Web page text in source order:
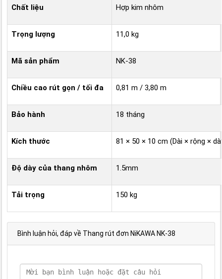
Chất liệu Hợp kim nhôm
Trọng lượng 11,0 kg
Mã sản phẩm NK-38
Chiều cao rút gọn / tối đa 0,81 m / 3,80 m
Bảo hành 18 tháng
Kích thước 81 × 50 × 10 cm (Dài × rộng ×
Độ dày của thang nhôm 1.5mm
Tải trọng 150 kg
Bình luận hỏi, đáp về Thang rút đơn NiKAWA NK-38